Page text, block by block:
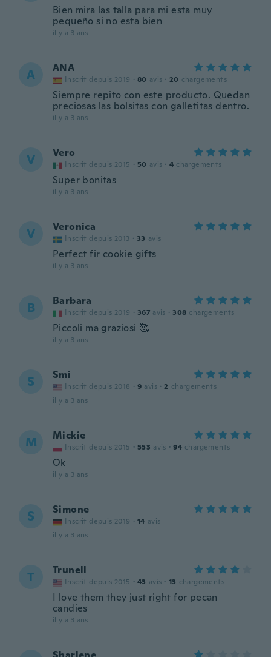
Bien mira las talla para mi esta muy
pequeño si no esta bien
il y a 3 ans
A ANA
Inscrit depuis 2019 · 80 avis · 20 chargements
Siempre repito con este producto. Quedan
preciosas las bolsitas con galletitas dentro.
il y a 3 ans
V Vero
Inscrit depuis 2015 · 50 avis · 4 chargements
Super bonitas
il y a 3 ans
V Veronica
Inscrit depuis 2013 · 33 avis
Perfect fir cookie gifts
il y a 3 ans
B Barbara
Inscrit depuis 2019 · 367 avis · 308 chargements
Piccoli ma graziosi 🥰
il y a 3 ans
S Smi
Inscrit depuis 2018 · 9 avis · 2 chargements
il y a 3 ans
M Mickie
Inscrit depuis 2015 · 553 avis · 94 chargements
Ok
il y a 3 ans
S Simone
Inscrit depuis 2019 · 14 avis
il y a 3 ans
T Trunell
Inscrit depuis 2015 · 43 avis · 13 chargements
I love them they just right for pecan
candies
il y a 3 ans